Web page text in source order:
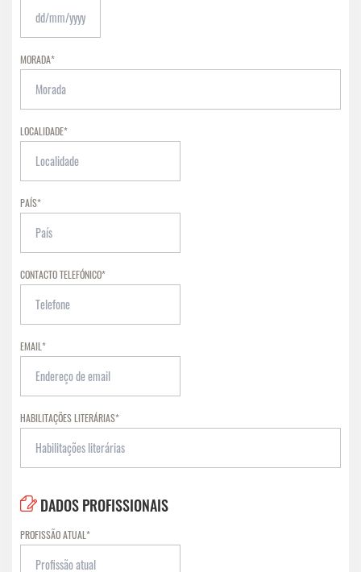
MORADA*
LOCALIDADE*
PAÍS*
CONTACTO TELEFÓNICO*
EMAIL*
HABILITAÇÕES LITERÁRIAS*
DADOS PROFISSIONAIS
PROFISSÃO ATUAL*